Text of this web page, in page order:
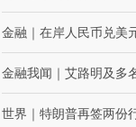
金融 ｜ 在岸人民币兑美
金融我闻 ｜ 艾路明及多
世界 ｜ 特朗普再签两份